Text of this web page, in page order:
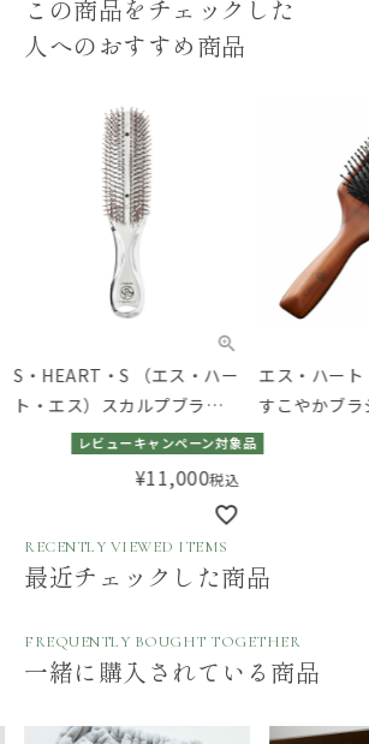
この商品をチェックした
人へのおすすめ商品
S・HEART・S （エス・ハー
ト・エス）スカルプブラシ
レビューキャンペーン対象品
¥11,000税込
エス・ハー
すこやかブラ
RECENTLY VIEWED ITEMS
最近チェックした商品
FREQUENTLY BOUGHT TOGETHER
一緒に購入されている商品